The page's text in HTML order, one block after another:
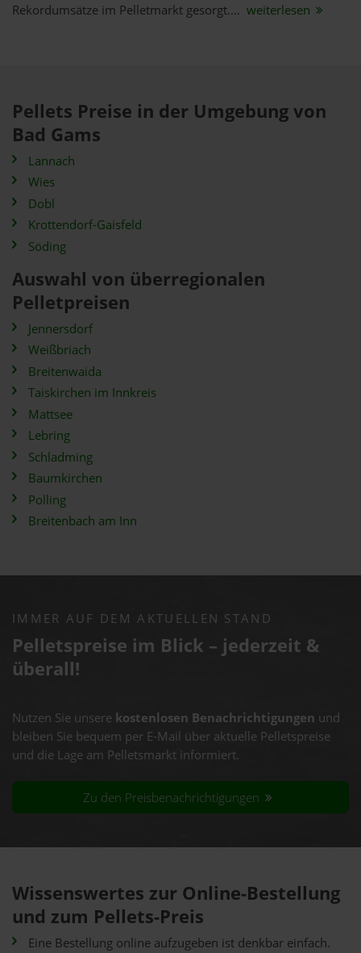
Rekordumsätze im Pelletmarkt gesorgt.... weiterlesen
Pellets Preise in der Umgebung von
Bad Gams
Lannach
Wies
Dobl
Krottendorf-Gaisfeld
Söding
Auswahl von überregionalen
Pelletpreisen
Jennersdorf
Weißbriach
Breitenwaida
Taiskirchen im Innkreis
Mattsee
Lebring
Schladming
Baumkirchen
Polling
Breitenbach am Inn
IMMER AUF DEM AKTUELLEN STAND
Pelletspreise im Blick – jederzeit &
überall!
Nutzen Sie unsere kostenlosen Benachrichtigungen und
bleiben Sie bequem per E-Mail über aktuelle Pelletspreise
und die Lage am Pelletsmarkt informiert.
Zu den Preisbenachrichtigungen
Wissenswertes zur Online-Bestellung
und zum Pellets-Preis
Eine Bestellung online aufzugeben ist denkbar einfach.